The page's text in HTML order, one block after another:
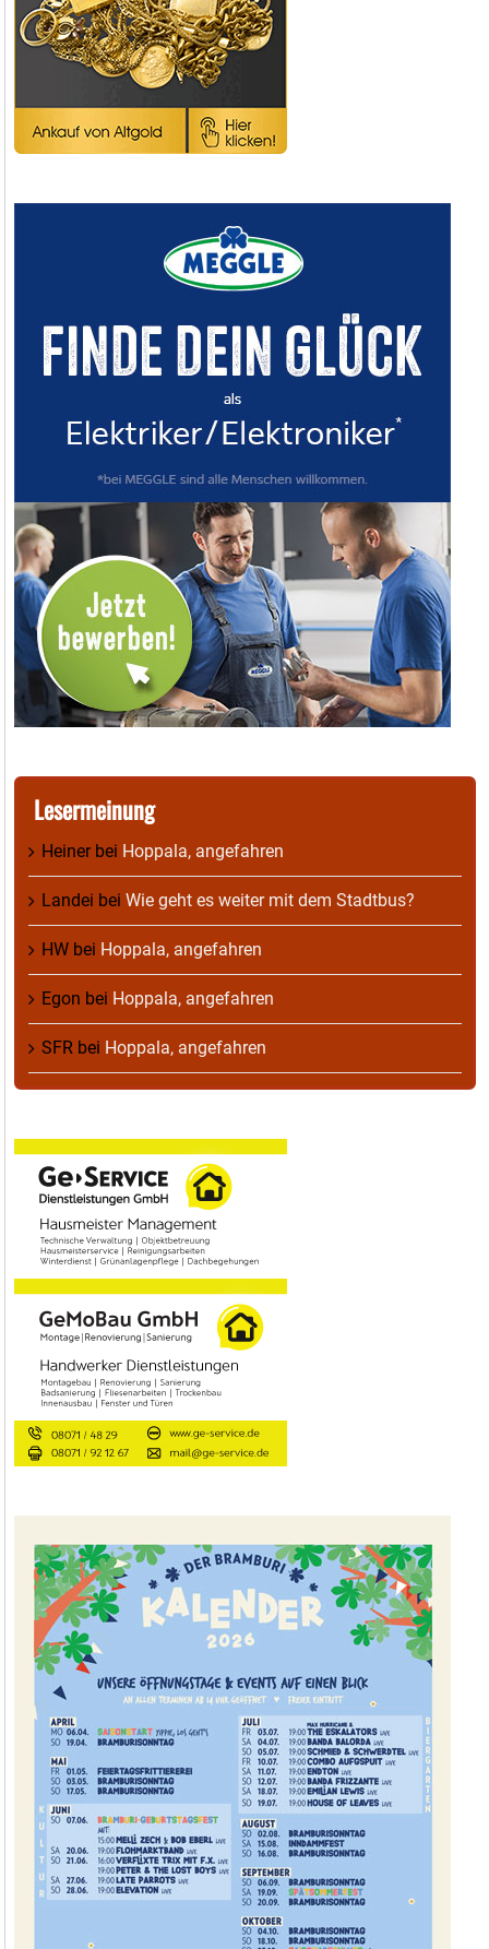
Lesermeinung
Heinerbei Hoppala, angefahren
Landei bei Wie geht es weiter mit dem Stadtbus?
HW bei Hoppala, angefahren
Egon bei Hoppala, angefahren
SFR bei Hoppala, angefahren